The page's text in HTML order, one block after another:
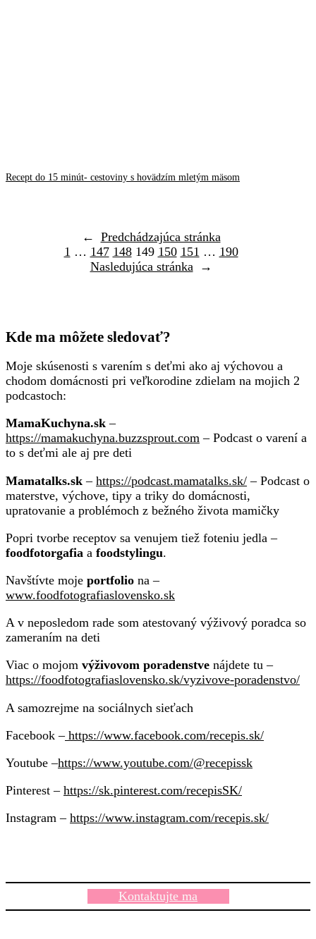
Recept do 15 minút- cestoviny s hovädzím mletým mäsom
← Predchádzajúca stránka
1 … 147 148 149 150 151 … 190
Nasledujúca stránka
→
Kde ma môžete sledovať?
Moje skúsenosti s varením s deťmi ako aj výchovou a
chodom domácnosti pri veľkorodine zdielam na mojich 2
podcastoch:
MamaKuchyna.sk –
https://mamakuchyna.buzzsprout.com – Podcast o varení a
to s deťmi ale aj pre deti
Mamatalks.sk – https://podcast.mamatalks.sk/ – Podcast o
materstve, výchove, tipy a triky do domácnosti,
upratovanie a problémoch z bežného života mamičky
Popri tvorbe receptov sa venujem tiež foteniu jedla –
foodfotorgafia a foodstylingu.
Navštívte moje portfolio na –
www.foodfotografiaslovensko.sk
A v neposledom rade som atestovaný výživový poradca so
zameraním na deti
Viac o mojom výživovom poradenstve nájdete tu –
https://foodfotografiaslovensko.sk/vyzivove-poradenstvo/
A samozrejme na sociálnych sieťach
Facebook –https://www.facebook.com/recepis.sk/
Youtube –https://www.youtube.com/@recepissk
Pinterest – https://sk.pinterest.com/recepisSK/
Instagram – https://www.instagram.com/recepis.sk/
Kontaktujte ma